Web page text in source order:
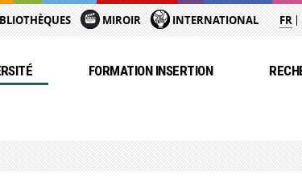
MIROIR INTERNATIONAL FR
FORMATION INSERTION